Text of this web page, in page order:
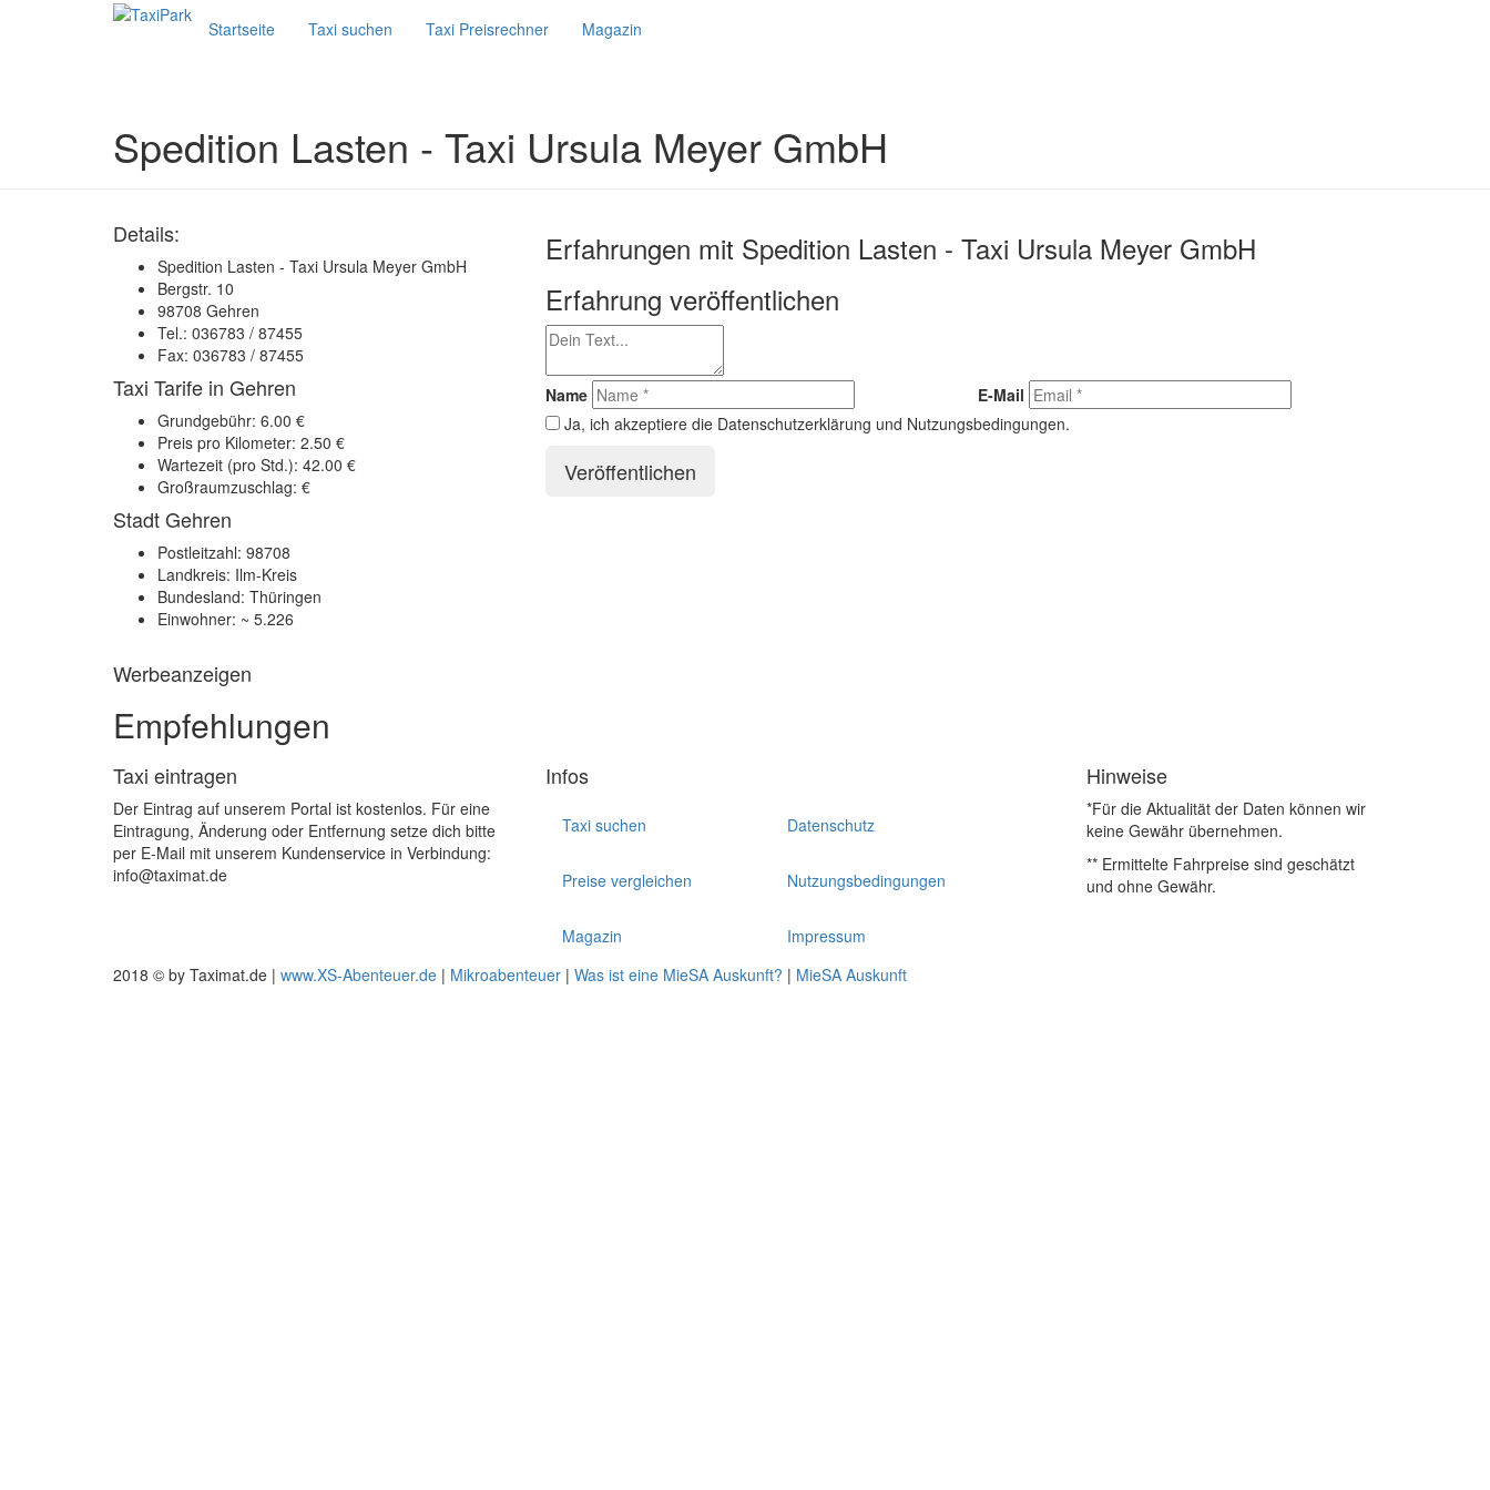
Startseite Taxi suchen Taxi Preisrechner Magazin
Spedition Lasten - Taxi Ursula Meyer GmbH
Details:
Spedition Lasten - Taxi Ursula Meyer GmbH
Bergstr. 10
98708 Gehren
Tel.: 036783 / 87455
Fax: 036783 / 87455
Taxi Tarife in Gehren
Grundgebühr: 6.00 €
Preis pro Kilometer: 2.50 €
Wartezeit (pro Std.): 42.00 €
Großraumzuschlag: €
Stadt Gehren
Postleitzahl: 98708
Landkreis: Ilm-Kreis
Bundesland: Thüringen
Einwohner: ~ 5.226
Erfahrungen mit Spedition Lasten - Taxi Ursula Meyer GmbH
Erfahrung veröffentlichen
Name
E-Mail
Ja, ich akzeptiere die Datenschutzerklärung und Nutzungsbedingungen.
Werbeanzeigen
Empfehlungen
Taxi eintragen
Der Eintrag auf unserem Portal ist kostenlos. Für eine
Eintragung, Änderung oder Entfernung setze dich bitte
per E-Mail mit unserem Kundenservice in Verbindung:
info@taximat.de
Infos
Taxi suchen
Preise vergleichen
Magazin
Datenschutz
Nutzungsbedingungen
Impressum
Hinweise
*Für die Aktualität der Daten können wir
keine Gewähr übernehmen.
** Ermittelte Fahrpreise sind geschätzt
und ohne Gewähr.
2018 © by Taximat.de | www.XS-Abenteuer.de | Mikroabenteuer | Was ist eine MieSA Auskunft? | MieSA Auskunft